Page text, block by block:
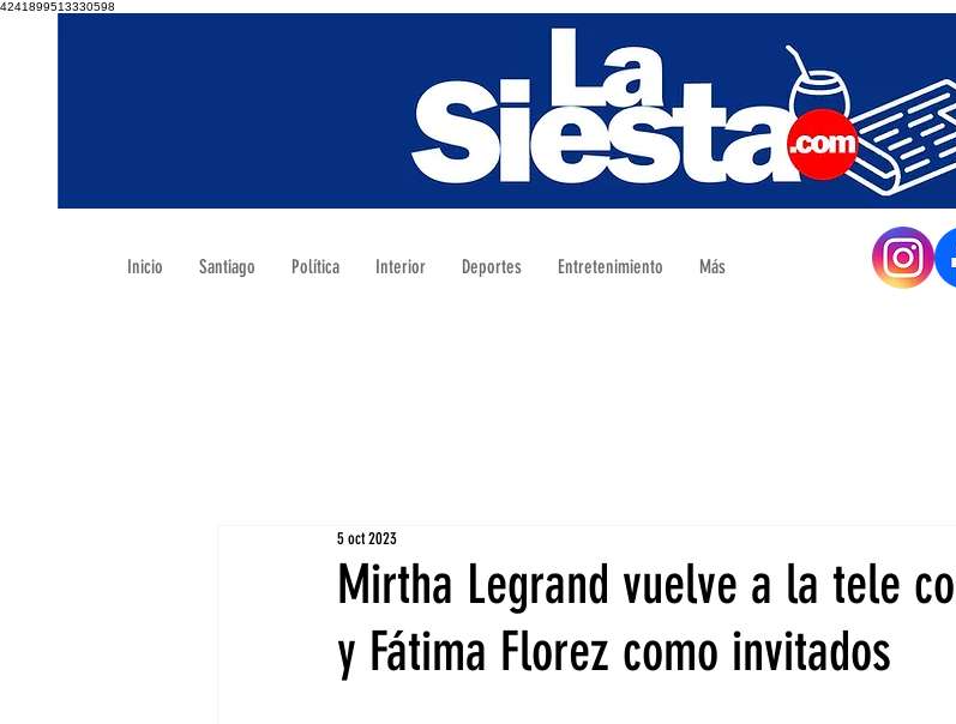
4241899513330598
Inicio Santiago Política Interior Deportes Entretenimiento Más
Mirtha Legrand vuelve a la tele
y Fátima Florez como invitados
5 oct 2023